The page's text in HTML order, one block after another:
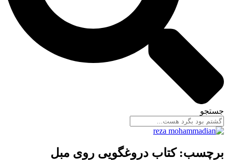
جستجو
برچسب: کتاب دروغگویی روی مبل